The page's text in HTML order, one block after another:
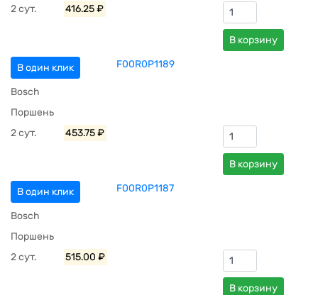
2 сут.
416.25 ₽
В корзину
В один клик F00R0P1189
Bosch
Поршень
2 сут.
453.75 ₽
В корзину
В один клик F00R0P1187
Bosch
Поршень
2 сут.
515.00 ₽
В корзину